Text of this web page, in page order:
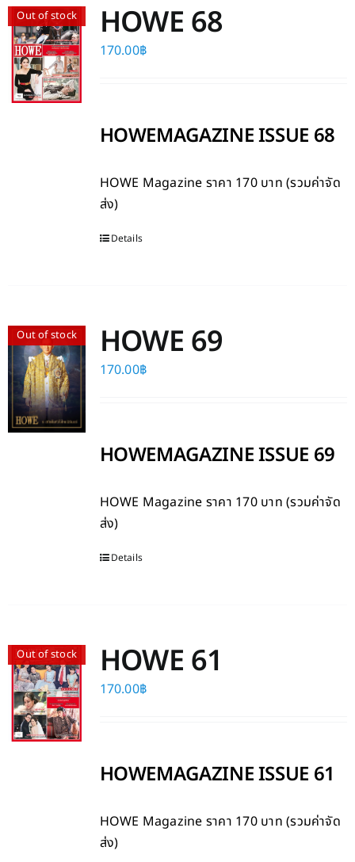
Out of stock HOWE 68
170.00฿
HOWEMAGAZINE ISSUE 68
HOWE Magazine ราคา 170 บาท (รวมค่าจัด
ส่ง)
Details
Out of stock HOWE 69
170.00฿
HOWEMAGAZINE ISSUE 69
HOWE Magazine ราคา 170 บาท (รวมค่าจัด
ส่ง)
Details
Out of stock HOWE 61
170.00฿
HOWEMAGAZINE ISSUE 61
HOWE Magazine ราคา 170 บาท (รวมค่าจัด
ส่ง)